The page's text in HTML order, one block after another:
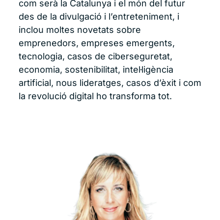
com serà la Catalunya i el món del futur
des de la divulgació i l’entreteniment, i
inclou moltes novetats sobre
emprenedors, empreses emergents,
tecnologia, casos de ciberseguretat,
economia, sostenibilitat, intel·ligència
artificial, nous lideratges, casos d’èxit i com
la revolució digital ho transforma tot.